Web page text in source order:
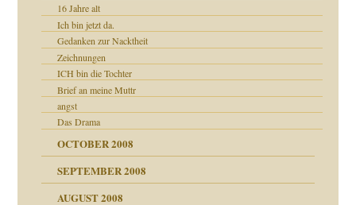
16 Jahre alt
Ich bin jetzt da.
Gedanken zur Nacktheit
Zeichnungen
ICH bin die Tochter
Brief an meine Muttr
angst
Das Drama
OCTOBER 2008
SEPTEMBER 2008
AUGUST 2008